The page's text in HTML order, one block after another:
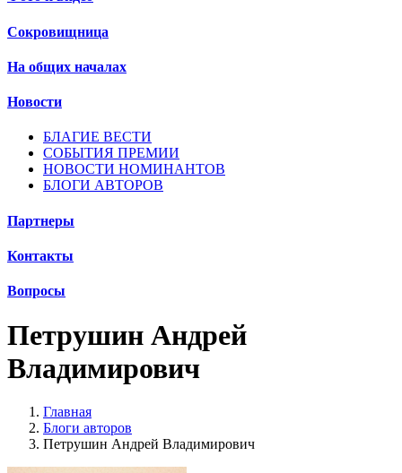
Сокровищница
На общих началах
Новости
БЛАГИЕ ВЕСТИ
СОБЫТИЯ ПРЕМИИ
НОВОСТИ НОМИНАНТОВ
БЛОГИ АВТОРОВ
Партнеры
Контакты
Вопросы
Петрушин Андрей
Владимирович
Главная
Блоги авторов
Петрушин Андрей Владимирович